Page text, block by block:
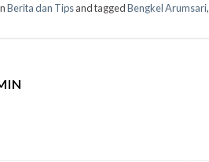
Berita dan Tipsand taggedBengkel Arumsari,